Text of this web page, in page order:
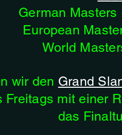
German
European
World
wir den Grand
Freitags mit einer
das